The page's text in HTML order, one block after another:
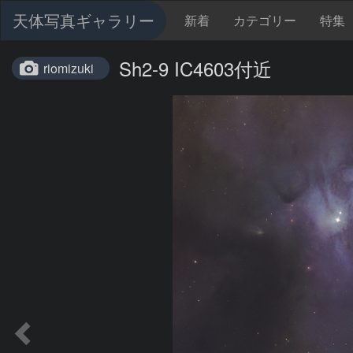
天体写真ギャラリー 新着 カテゴリー 特集
riomizuki Sh2-9 IC4603付近